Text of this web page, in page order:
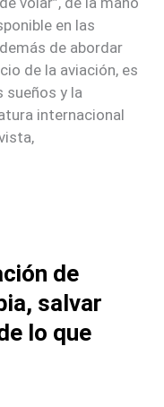
en las
de abordar
de la aviación, es
sueños y la
internacional
de
salvar
lo que